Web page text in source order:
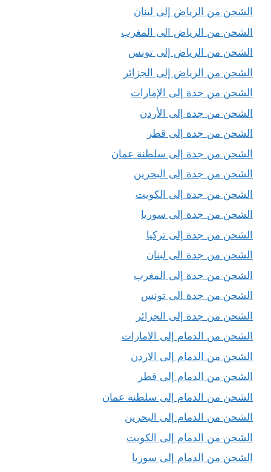
الشحن من الرياض إلى لبنان
الشحن من الرياض الى المغرب
الشحن من الرياض إلى تونس
الشحن من الرياض إلى الجزائر
الشحن من جدة إلى الإمارات
الشحن من جدة إلى الأردن
الشحن من جدة إلى قطر
الشحن من جدة إلى سلطنة عمان
الشحن من جدة إلى البحرين
الشحن من جدة إلى الكويت
الشحن من جدة إلى سوريا
الشحن من جدة إلى تركيا
الشحن من جدة الى لبنان
الشحن من جدة إلى المغرب
الشحن من جدة الى تونس
الشحن من جدة إلى الجزائر
الشحن من الدمام إلى الامارات
الشحن من الدمام إلى الاردن
الشحن من الدمام إلى قطر
الشحن من الدمام إلى سلطنة عمان
الشحن من الدمام إلى البحرين
الشحن من الدمام إلى الكويت
الشحن من الدمام إلى سوريا